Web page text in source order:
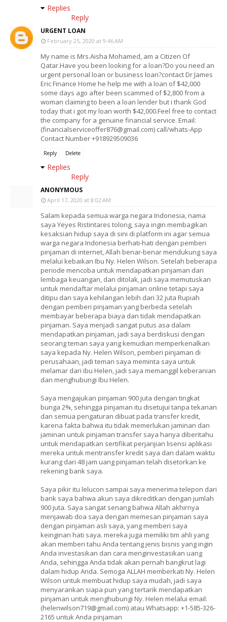
Replies
Reply
URGENT LOAN
February 25, 2020 at 9:46 AM
My name is Mrs.Aisha Mohamed, am a Citizen Of
Qatar.Have you been looking for a loan?Do you need an
urgent personal loan or business loan?contact Dr James
Eric Finance Home he help me with a loan of $42,000
some days ago after been scammed of $2,800 from a
woman claiming to been a loan lender but i thank God
today that i got my loan worth $42,000.Feel free to contact
the company for a genuine financial service. Email:
(financialserviceoffer876@gmail.com) call/whats-App
Contact Number +918929509036
Reply Delete
Replies
Reply
ANONYMOUS
April 17, 2020 at 8:02 AM
Salam kepada semua warga negara Indonesia, nama
saya Yeyes Ristintares tolong, saya ingin membagikan
kesaksian hidup saya di sini di platform ini agar semua
warga negara Indonesia berhati-hati dengan pemberi
pinjaman di internet, Allah benar-benar mendukung saya
melalui kebaikan Ibu Ny. Helen Wilson. Setelah beberapa
periode mencoba untuk mendapatkan pinjaman dari
lembaga keuangan, dan ditolak, jadi saya memutuskan
untuk mendaftar melalui pinjaman online tetapi saya
ditipu dan saya kehilangan lebih dari 32 juta Rupiah
dengan pemberi pinjaman yang berbeda setelah
membayar beberapa biaya dan tidak mendapatkan
pinjaman. Saya menjadi sangat putus asa dalam
mendapatkan pinjaman, jadi saya berdiskusi dengan
seorang teman saya yang kemudian memperkenalkan
saya kepada Ny. Helen Wilson, pemberi pinjaman di
perusahaan, jadi teman saya meminta saya untuk
melamar dari ibu Helen, jadi saya memanggil keberanian
dan menghubungi Ibu Helen.
Saya mengajukan pinjaman 900 juta dengan tingkat
bunga 2%, sehingga pinjaman itu disetujui tanpa tekanan
dan semua pengaturan dibuat pada transfer kredit,
karena fakta bahwa itu tidak memerlukan jaminan dan
jaminan untuk pinjaman transfer saya hanya diberitahu
untuk mendapatkan sertifikat perjanjian lisensi aplikasi
mereka untuk mentransfer kredit saya dan dalam waktu
kurang dari 48 jam uang pinjaman telah disetorkan ke
rekening bank saya.
Saya pikir itu lelucon sampai saya menerima telepon dari
bank saya bahwa akun saya dikreditkan dengan jumlah
900 juta. Saya sangat senang bahwa Allah akhirnya
menjawab doa saya dengan memesan pinjaman saya
dengan pinjaman asli saya, yang memberi saya
keinginan hati saya. mereka juga memiliki tim ahli yang
akan memberi tahu Anda tentang jenis bisnis yang ingin
Anda investasikan dan cara menginvestasikan uang
Anda, sehingga Anda tidak akan pernah bangkrut lagi
dalam hidup Anda. Semoga ALLAH memberkati Ny. Helen
Wilson untuk membuat hidup saya mudah, jadi saya
menyarankan siapa pun yang tertarik mendapatkan
pinjaman untuk menghubungi Ny. Helen melalui email:
(helenwilson719@gmail.com) atau Whatsapp: +1-585-326-
2165 untuk Anda pinjaman